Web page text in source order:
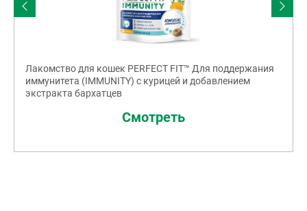
Лакомство для кошек PERFECT FIT™ Для поддержания
иммунитета (IMMUNITY) с курицей и добавлением
экстракта бархатцев
Смотреть